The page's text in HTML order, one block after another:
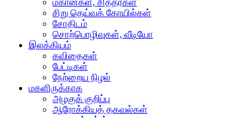
மகான்கள், சித்தர்கள்
சிறு தெய்வக் கோயில்கள்
சோதிடம்
சொற்பொழிவுகள், வீடியோ
இலக்கியம்
கவிதைகள்
பேட்டிகள்
நேற்றைய நிழல்
மகளிருக்காக
அழகுக் குறிப்பு
ஆரோக்கியத் தகவல்கள்